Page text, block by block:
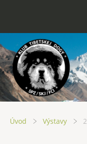
Úvod Výstavy